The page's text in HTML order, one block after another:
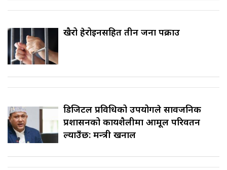
खैरो हेरोइनसहित तीन जना पक्राउ
डिजिटल प्रविधिको उपयोगले सार्वजनिक
प्रशासनको कार्यशैलीमा आमूल परिवर्तन
ल्याउँछ: मन्त्री खनाल